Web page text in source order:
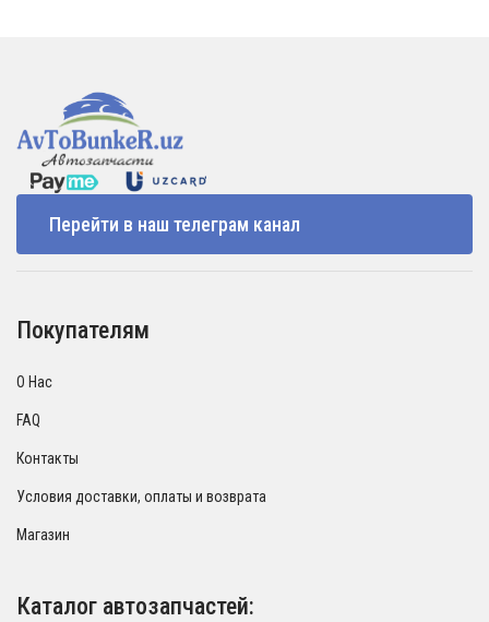
Перейти в наш телеграм канал
Покупателям
О Нас
FAQ
Контакты
Условия доставки, оплаты и возврата
Магазин
Каталог автозапчастей: